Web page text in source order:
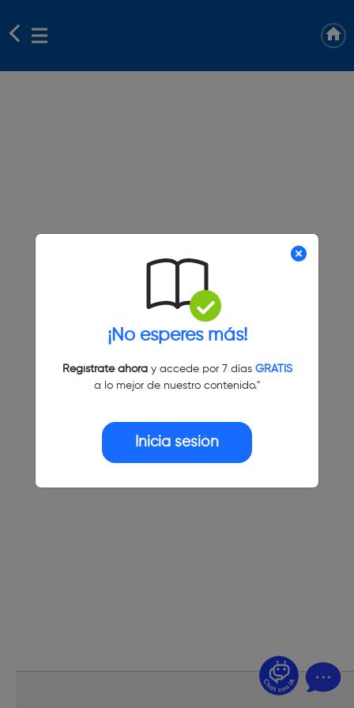
¡No esperes más!
Regístrate ahoray accede por 7 días GRATIS
a lo mejor de nuestro contenido."
Inicia sesión